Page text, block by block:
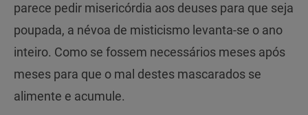
parece pedir misericórdia aos deuses para que seja
poupada, a névoa de misticismo levanta-se o ano
inteiro. Como se fossem necessários meses após
meses para que o mal destes mascarados se
alimente e acumule.